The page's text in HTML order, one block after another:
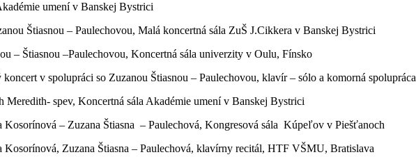
umení v Banskej Bystrici
Štiasnou – Paulechovou, Malá koncertná sála ZuŠ J.Cikkera v Banskej Bystrici
– Štiasnou –Paulechovou, Koncertná sála univerzity v Oulu, Fínsko
v spolupráci so Zuzanou Štiasnou – Paulechovou, klavír – sólo a komorná spolupráca
spev, Koncertná sála Akadémie umení v Banskej Bystrici
– Zuzana Štiasna – Paulechová, Kongresová sála Kúpeľov v Piešťanoch
Zuzana Štiasna – Paulechová, klavírny recitál, HTF VŠMU, Bratislava